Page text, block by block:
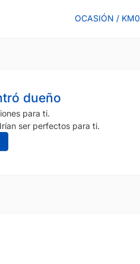
OCASIÓN / KM0
dueño
para ti.
ser perfectos para ti.